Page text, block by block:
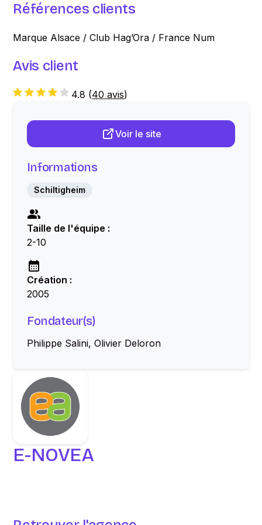
E-NOVEA
Références clients
Marque Alsace / Club Hag’Ora / France Num
Avis client
4.8 (40 avis)
Voir le site
Informations
Schiltigheim
Taille de l'équipe :
2-10
Création :
2005
Fondateur(s)
Philippe Salini, Olivier Deloron